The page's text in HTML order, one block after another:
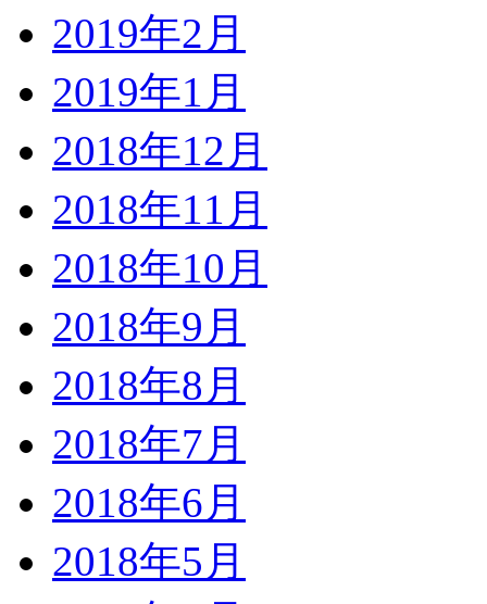
2019年2月
2019年1月
2018年12月
2018年11月
2018年10月
2018年9月
2018年8月
2018年7月
2018年6月
2018年5月